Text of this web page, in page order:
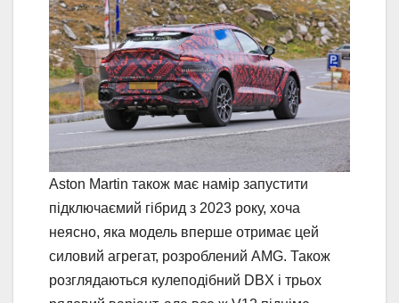
Aston Martin також має намір запустити
підключаємий гібрид з 2023 року, хоча
неясно, яка модель вперше отримає цей
силовий агрегат, розроблений AMG. Також
розглядаються кулеподібний DBX і трьох